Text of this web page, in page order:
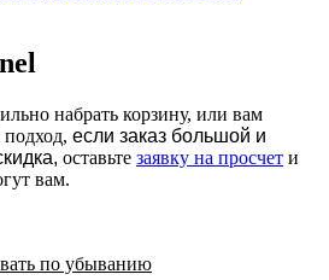
пола Donel filter
набрать корзину, или вам
если заказ большой и
оставьте заявку на просчет и
вам.